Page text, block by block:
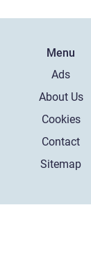
Menu
Ads
About Us
Cookies
Contact
Sitemap